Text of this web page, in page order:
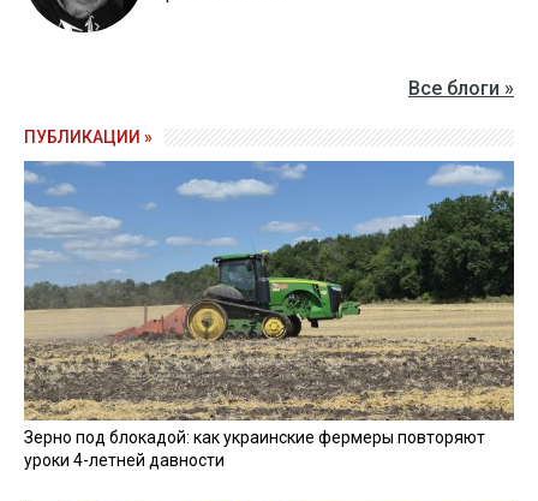
Все блоги »
ПУБЛИКАЦИИ »
Зерно под блокадой: как украинские фермеры повторяют
уроки 4-летней давности